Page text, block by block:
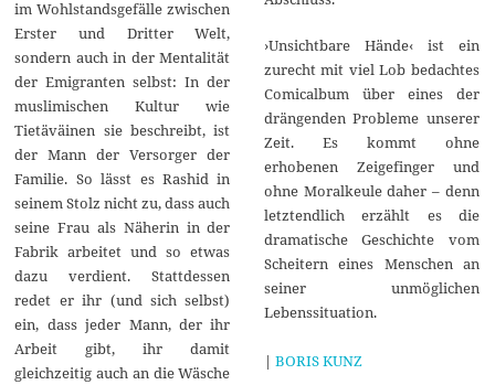
im Wohlstandsgefälle zwischen
Erster und Dritter Welt,
sondern auch in der Mentalität
der Emigranten selbst: In der
muslimischen Kultur wie
Tietäväinen sie beschreibt, ist
der Mann der Versorger der
Familie. So lässt es Rashid in
seinem Stolz nicht zu, dass auch
seine Frau als Näherin in der
Fabrik arbeitet und so etwas
dazu verdient. Stattdessen
redet er ihr (und sich selbst)
ein, dass jeder Mann, der ihr
Arbeit gibt, ihr damit
gleichzeitig auch an die Wäsche
›Unsichtbare Hände‹ ist ein
zurecht mit viel Lob bedachtes
Comicalbum über eines der
drängenden Probleme unserer
Zeit. Es kommt ohne
erhobenen Zeigefinger und
ohne Moralkeule daher – denn
letztendlich erzählt es die
dramatische Geschichte vom
Scheitern eines Menschen an
seiner unmöglichen
Lebenssituation.
| BORIS KUNZ